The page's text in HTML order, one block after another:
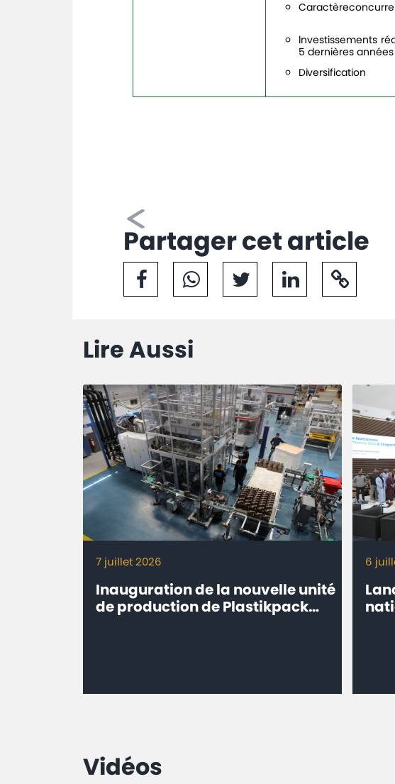
lnvestissements
5 dernières années
Diversification
Partager cet article
Lire Aussi
7 juillet 2026
Inauguration de la nouvelle unité
de production de Plastikpack
6
Vidéos